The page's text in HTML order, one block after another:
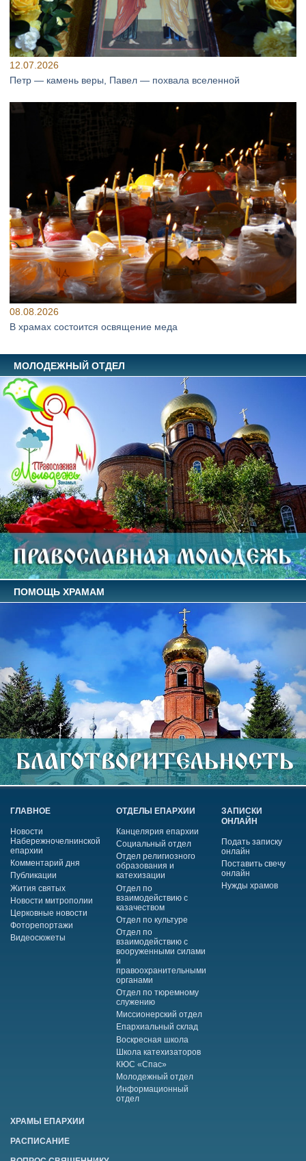
12.07.2026
Петр — камень веры, Павел — похвала вселенной
08.08.2026
В храмах состоится освящение меда
МОЛОДЕЖНЫЙ ОТДЕЛ
ПОМОЩЬ ХРАМАМ
ГЛАВНОЕ
Новости
Набережночелнинской
епархии
Комментарий дня
Публикации
Жития святых
Новости митрополии
Церковные новости
Фоторепортажи
Видеосюжеты
ОТДЕЛЫ ЕПАРХИИ
Канцелярия епархии
Социальный отдел
Отдел религиозного
образования и
катехизации
Отдел по
взаимодействию с
казачеством
Отдел по культуре
Отдел по
взаимодействию с
вооруженными силами
и
правоохранительными
органами
Отдел по тюремному
служению
Миссионерский отдел
Епархиальный склад
Воскресная школа
Школа катехизаторов
КЮС «Спас»
Молодежный отдел
Информационный
отдел
ЗАПИСКИ
ОНЛАЙН
Подать записку
онлайн
Поставить свечу
онлайн
Нужды храмов
ХРАМЫ ЕПАРХИИ
РАСПИСАНИЕ